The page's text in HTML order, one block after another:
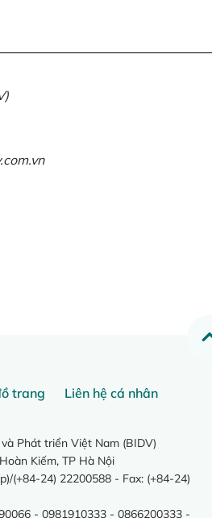
trang
Liên hệ cá nhân
Phát triển Việt Nam (BIDV)
Kiếm, TP Hà Nội
(+84-24) 22200588 - Fax: (+84-24)
- 0981910333 - 0866200333 -